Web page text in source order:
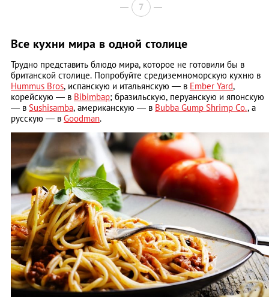
7
Все кухни мира в одной столице
Трудно представить блюдо мира, которое не готовили бы в
британской столице. Попробуйте средиземноморскую кухню в
Hummus Bros, испанскую и итальянскую — в Ember Yard,
корейскую — в Bibimbap; бразильскую, перуанскую и японскую
— в Sushisamba, американскую — в Bubba Gump Shrimp Co., а
русскую — в Goodman.